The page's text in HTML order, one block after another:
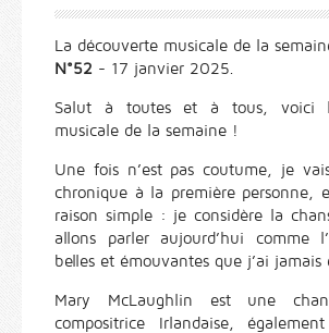
La découverte musicale de la
N°52 - 17 janvier 2025.
Salut à toutes et à tous, voici
musicale de la semaine !
Une fois n’est pas coutume, je
chronique à la première personne,
raison simple : je considère la
allons parler aujourd’hui comme
belles et émouvantes que j’ai jamais
Mary McLaughlin est une
compositrice Irlandaise, également